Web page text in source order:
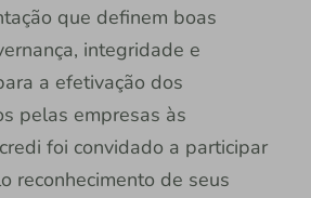
que definem boas
integridade e
a efetivação dos
pelas empresas às
foi convidado a participar
reconhecimento de seus